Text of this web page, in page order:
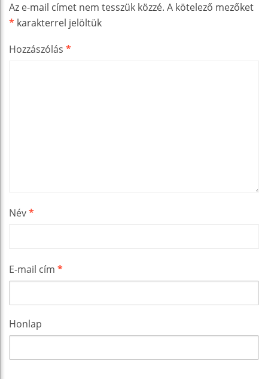
Az e-mail címet nem tesszük közzé. A kötelező mezőket
* karakterrel jelöltük
Hozzászólás *
Név*
E-mail cím *
Honlap